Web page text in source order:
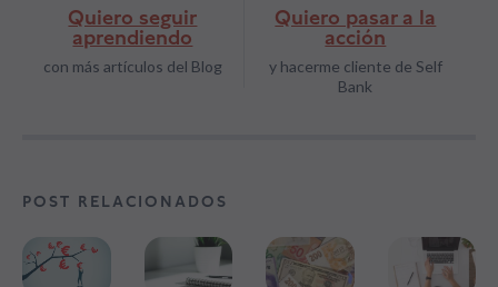
Quiero seguir
aprendiendo
con más artículos del Blog
Quiero pasar a la
acción
y hacerme cliente de Self
Bank
POST RELACIONADOS